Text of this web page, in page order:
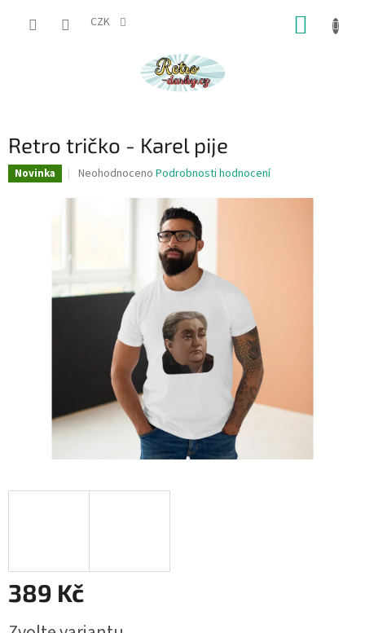
CZK
Retro tričko - Karel pije
Novinka
Průměrné
Neohodnoceno Podrobnosti hodnocení
389 Kč